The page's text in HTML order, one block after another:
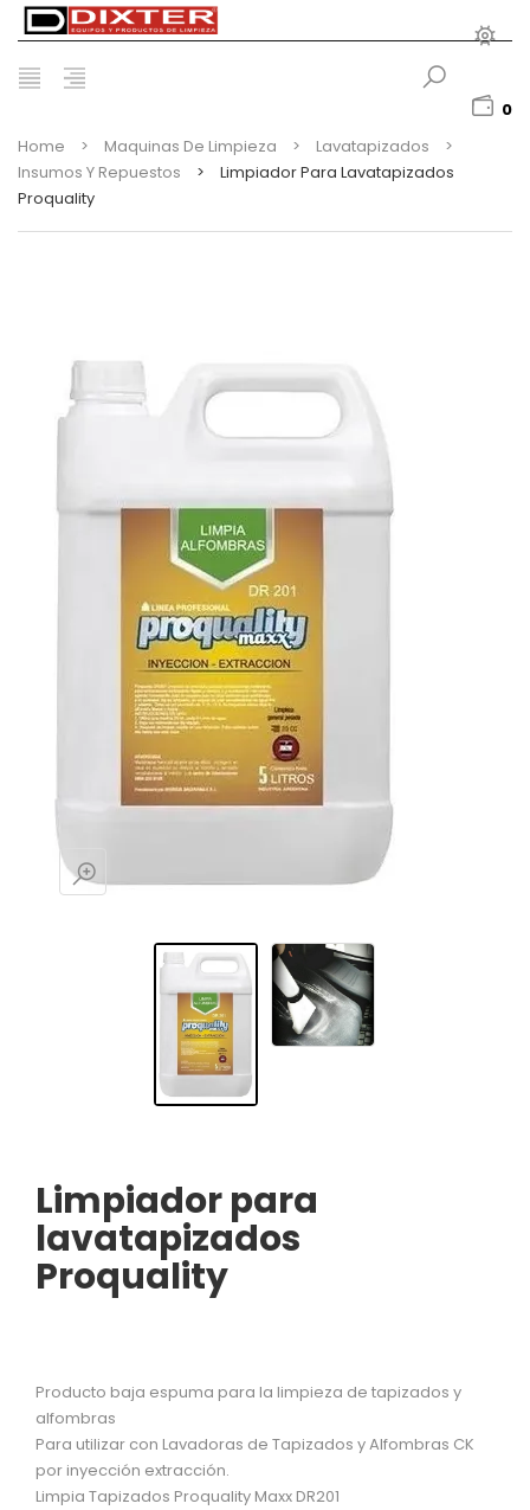
0
Home
> Maquinas De Limpieza > Lavatapizados
>
Insumos Y Repuestos
>
Limpiador Para Lavatapizados
Proquality
Limpiador para
lavatapizados
Proquality
Producto baja espuma para la limpieza de tapizados y
alfombras
Para utilizar con Lavadoras de Tapizados y Alfombras CK
por inyección extracción.
Limpia Tapizados Proquality Maxx DR201